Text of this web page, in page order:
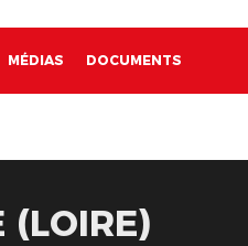
MÉDIAS DOCUMENTS
(LOIRE)